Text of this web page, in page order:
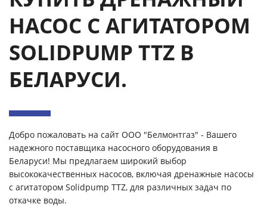
НАСОС C АГИТАТОРОМ
SOLIDPUMP TTZ В
БЕЛАРУСИ.
Добро пожаловать на сайт ООО "Белмонтгаз" - Вашего
надежного поставщика насосного оборудования в
Беларуси! Мы предлагаем широкий выбор
высококачественных насосов, включая дренажные насосы
с агитатором Solidpump TTZ, для различных задач по
откачке воды.